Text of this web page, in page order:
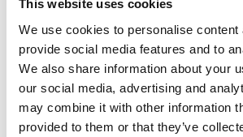
This website uses cookies
We use cookies to personalise content
provide social media features and to
We also share information about your
our social media, advertising and
may combine it with other information
provided to them or that they’ve